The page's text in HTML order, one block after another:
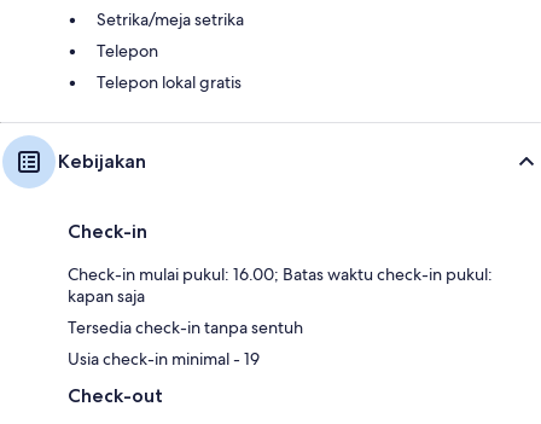
Setrika/meja setrika
Telepon
Telepon lokal gratis
Kebijakan
Check-in
Check-in mulai pukul: 16.00; Batas waktu check-in pukul:
kapan saja
Tersedia check-in tanpa sentuh
Usia check-in minimal - 19
Check-out